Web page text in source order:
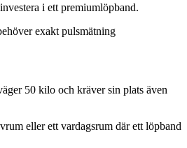
i ett premiumlöpband.
exakt pulsmätning
50 kilo och kräver sin plats även
eller ett vardagsrum där ett löpband